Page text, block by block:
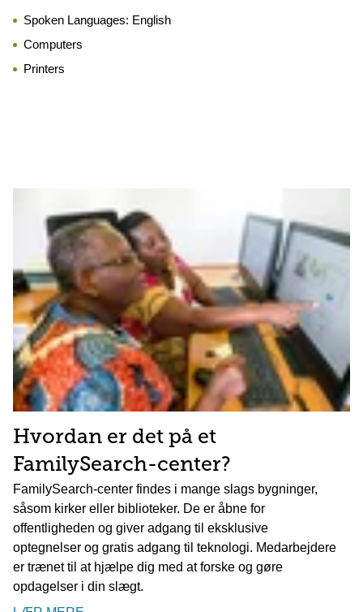
Spoken Languages: English
Computers
Printers
Hvordan er det på et
FamilySearch-center?
FamilySearch-center findes i mange slags bygninger,
såsom kirker eller biblioteker. De er åbne for
offentligheden og giver adgang til eksklusive
optegnelser og gratis adgang til teknologi. Medarbejdere
er trænet til at hjælpe dig med at forske og gøre
opdagelser i din slægt.